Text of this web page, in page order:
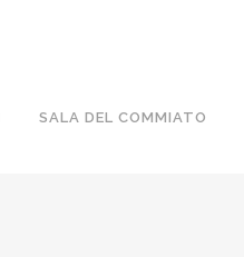
SALA DEL COMMIATO